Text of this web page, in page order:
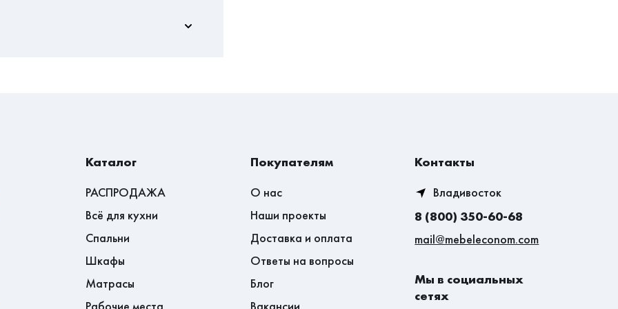
Нашли такую в Комсомольске-
Мебель Эконом. Своей покупкой
крае - доставка до
Каталог
РАСПРОДАЖА
Всё для кухни
Спальни
Шкафы
Матрасы
Рабочие места
Покупателям
О нас
Наши проекты
Доставка и оплата
Ответы на вопросы
Блог
Вакансии
Контакты
Владивосток
8 (800) 350-60-68
mail@mebeleconom.com
Мы в социальных
сетях